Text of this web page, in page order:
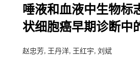
唾液和血液中生物标
状细胞癌早期诊断中
赵忠芳, 王丹洋, 王红宇, 刘斌